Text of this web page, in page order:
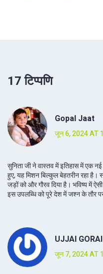
17 टिप्पणि
Gopal Jaat
जून 6, 2024 AT
सुनिता जी ने वास्तव में इतिहास में एक
हुए, यह मिशन बिल्कुल बेहतरीन रहा है।
जड़ों को और गौरव दिया है। भविष्य में
इस उपलब्धि को पूरे देश में जश्न के तौर पर
UJJAl GORAI
जून 7, 2024 AT